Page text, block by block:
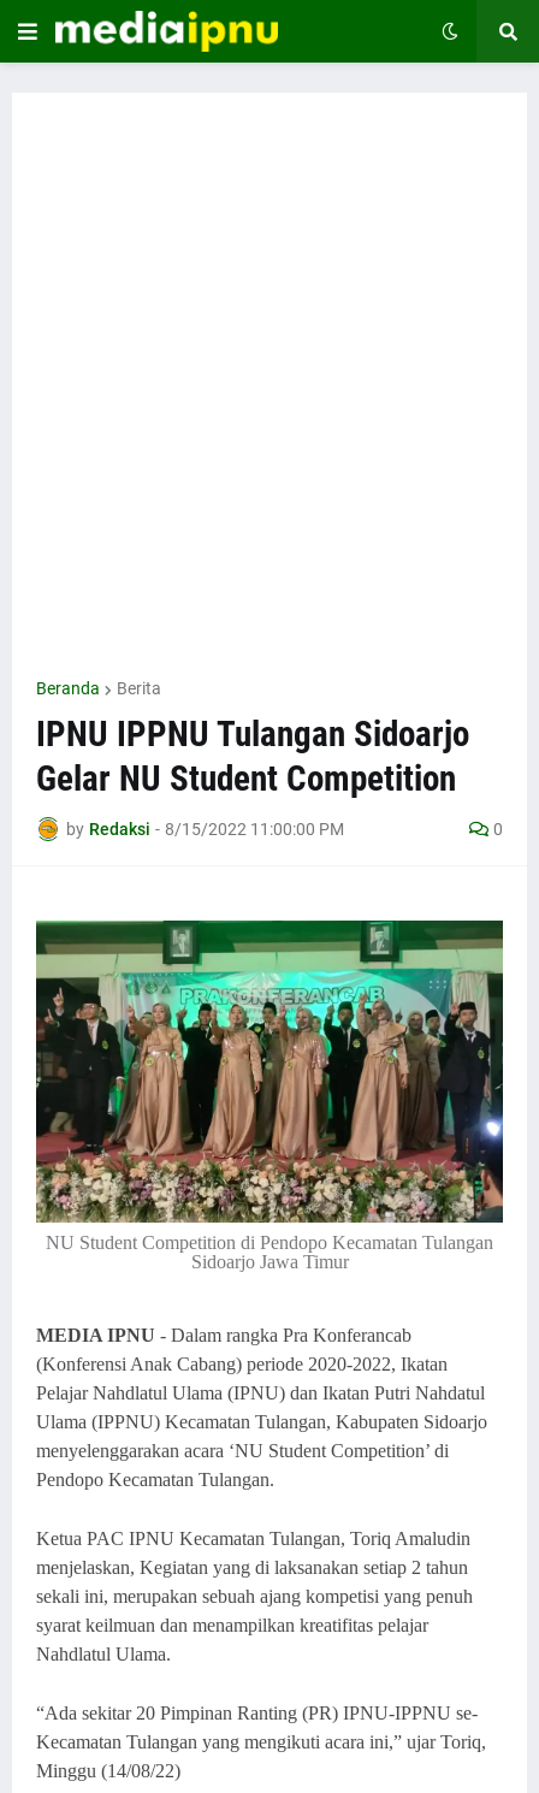
Beranda Berita
IPNU IPPNU Tulangan Sidoarjo
Gelar NU Student Competition
by Redaksi - 8/15/2022 11:00:00 PM 0
NU Student Competition di Pendopo Kecamatan Tulangan
Sidoarjo Jawa Timur
MEDIA IPNU - Dalam rangka Pra Konferancab
(Konferensi Anak Cabang) periode 2020-2022, Ikatan
Pelajar Nahdlatul Ulama (IPNU) dan Ikatan Putri Nahdatul
Ulama (IPPNU) Kecamatan Tulangan, Kabupaten Sidoarjo
menyelenggarakan acara ‘NU Student Competition’ di
Pendopo Kecamatan Tulangan.
Ketua PAC IPNU Kecamatan Tulangan, Toriq Amaludin
menjelaskan, Kegiatan yang di laksanakan setiap 2 tahun
sekali ini, merupakan sebuah ajang kompetisi yang penuh
syarat keilmuan dan menampilkan kreatifitas pelajar
Nahdlatul Ulama.
“Ada sekitar 20 Pimpinan Ranting (PR) IPNU-IPPNU se-
Kecamatan Tulangan yang mengikuti acara ini,” ujar Toriq,
Minggu (14/08/22)